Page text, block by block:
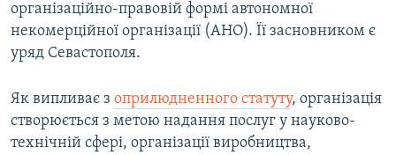
організаційно-правовій формі автономної
некомерційної організації (АНО). Її засновником є
уряд Севастополя.
Як випливає з оприлюдненного статуту, організація
створюється з метою надання послуг у науково-
технічній сфері, організації виробництва,